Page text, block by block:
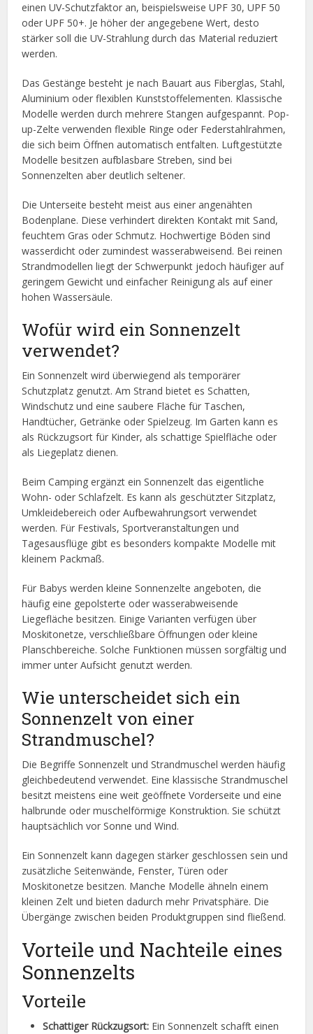
einen UV-Schutzfaktor an, beispielsweise UPF 30, UPF 50
oder UPF 50+. Je höher der angegebene Wert, desto
stärker soll die UV-Strahlung durch das Material reduziert
werden.
Das Gestänge besteht je nach Bauart aus Fiberglas, Stahl,
Aluminium oder flexiblen Kunststoffelementen. Klassische
Modelle werden durch mehrere Stangen aufgespannt. Pop-
up-Zelte verwenden flexible Ringe oder Federstahlrahmen,
die sich beim Öffnen automatisch entfalten. Luftgestützte
Modelle besitzen aufblasbare Streben, sind bei
Sonnenzelten aber deutlich seltener.
Die Unterseite besteht meist aus einer angenähten
Bodenplane. Diese verhindert direkten Kontakt mit Sand,
feuchtem Gras oder Schmutz. Hochwertige Böden sind
wasserdicht oder zumindest wasserabweisend. Bei reinen
Strandmodellen liegt der Schwerpunkt jedoch häufiger auf
geringem Gewicht und einfacher Reinigung als auf einer
hohen Wassersäule.
Wofür wird ein Sonnenzelt
verwendet?
Ein Sonnenzelt wird überwiegend als temporärer
Schutzplatz genutzt. Am Strand bietet es Schatten,
Windschutz und eine saubere Fläche für Taschen,
Handtücher, Getränke oder Spielzeug. Im Garten kann es
als Rückzugsort für Kinder, als schattige Spielfläche oder
als Liegeplatz dienen.
Beim Camping ergänzt ein Sonnenzelt das eigentliche
Wohn- oder Schlafzelt. Es kann als geschützter Sitzplatz,
Umkleidebereich oder Aufbewahrungsort verwendet
werden. Für Festivals, Sportveranstaltungen und
Tagesausflüge gibt es besonders kompakte Modelle mit
kleinem Packmaß.
Für Babys werden kleine Sonnenzelte angeboten, die
häufig eine gepolsterte oder wasserabweisende
Liegefläche besitzen. Einige Varianten verfügen über
Moskitonetze, verschließbare Öffnungen oder kleine
Planschbereiche. Solche Funktionen müssen sorgfältig und
immer unter Aufsicht genutzt werden.
Wie unterscheidet sich ein
Sonnenzelt von einer
Strandmuschel?
Die Begriffe Sonnenzelt und Strandmuschel werden häufig
gleichbedeutend verwendet. Eine klassische Strandmuschel
besitzt meistens eine weit geöffnete Vorderseite und eine
halbrunde oder muschelförmige Konstruktion. Sie schützt
hauptsächlich vor Sonne und Wind.
Ein Sonnenzelt kann dagegen stärker geschlossen sein und
zusätzliche Seitenwände, Fenster, Türen oder
Moskitonetze besitzen. Manche Modelle ähneln einem
kleinen Zelt und bieten dadurch mehr Privatsphäre. Die
Übergänge zwischen beiden Produktgruppen sind fließend.
Vorteile und Nachteile eines
Sonnenzelts
Vorteile
Schattiger Rückzugsort: Ein Sonnenzelt schafft einen